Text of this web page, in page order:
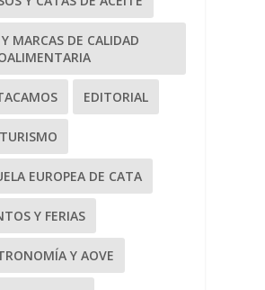
MARCAS DE CALIDAD
EDITORIAL
EUROPEA DE CATA
Y FERIAS
Y AOVE